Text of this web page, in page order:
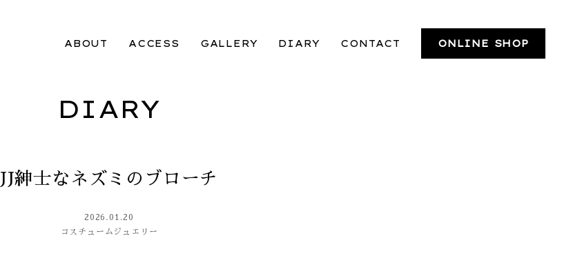
ABOUT ACCESS GALLERY DIARY CONTACT ONLINE SHOP
DIARY
JJ紳士なネズミのブローチ
2026.01.20
コスチュームジュエリー